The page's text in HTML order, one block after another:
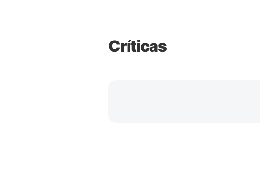
Críticas